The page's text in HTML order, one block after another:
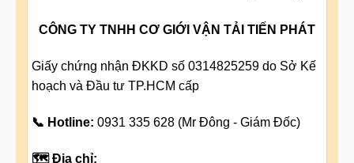
CÔNG TY TNHH CƠ GIỚI VẬN TẢI TIẾN PHÁT
Giấy chứng nhận ĐKKD số 0314825259 do Sở Kế
hoạch và Đầu tư TP.HCM cấp
📞 Hotline: 0931 335 628 (Mr Đông - Giám Đốc)
🗺️ Địa chỉ: